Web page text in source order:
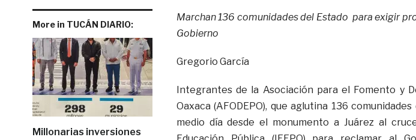
More in TUCÁN DIARIO:
Millonarias inversiones
Marchan 136 comunidades del Estado para exigir
Gobierno
Gregorio García
Integrantes de la Asociación para el Fomento y
Oaxaca (AFODEPO), que aglutina 136
medio día desde el monumento a Juárez al